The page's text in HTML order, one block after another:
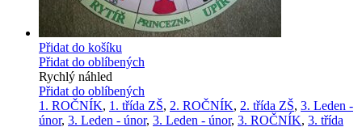
Přidat do košíku
Přidat do oblíbených
Rychlý náhled
Přidat do oblíbených
1. ROČNÍK, 1. třída ZŠ, 2. ROČNÍK, 2. třída ZŠ, 3. Leden -
únor, 3. Leden - únor, 3. Leden - únor, 3. ROČNÍK, 3. třída